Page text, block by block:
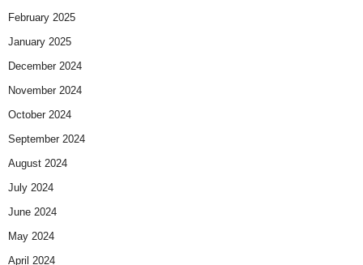
February 2025
January 2025
December 2024
November 2024
October 2024
September 2024
August 2024
July 2024
June 2024
May 2024
April 2024